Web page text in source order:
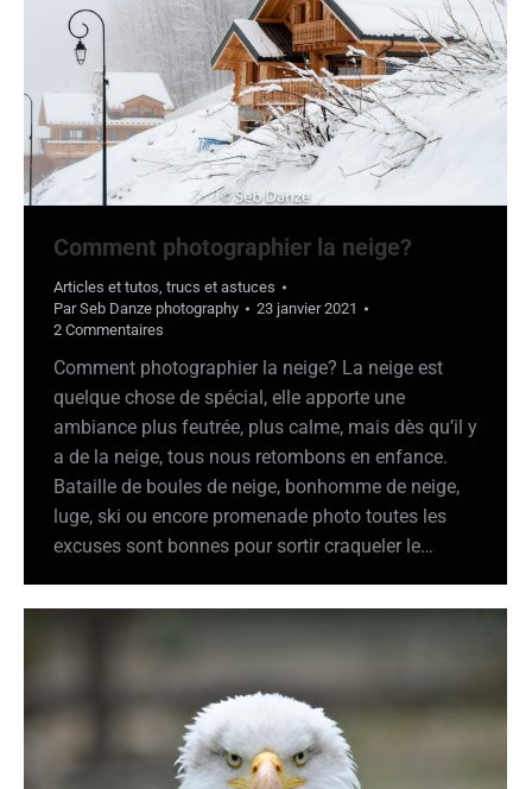
Comment photographier la neige?
Articles et tutos, trucs et astuces
ParSeb Danze photography
23 janvier 2021
2 Commentaires
Comment photographier la neige? La neige est
quelque chose de spécial, elle apporte une
ambiance plus feutrée, plus calme, mais dès qu’il y
a de la neige, tous nous retombons en enfance.
Bataille de boules de neige, bonhomme de neige,
luge, ski ou encore promenade photo toutes les
excuses sont bonnes pour sortir craqueler le…